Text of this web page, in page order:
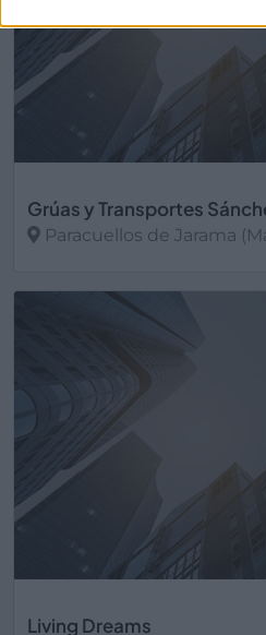
Grúas y Transportes
Paracuellos de Jarama
Living Dreams